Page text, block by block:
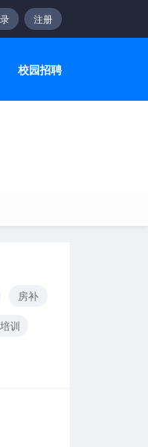
注册
校园招聘
房补
训